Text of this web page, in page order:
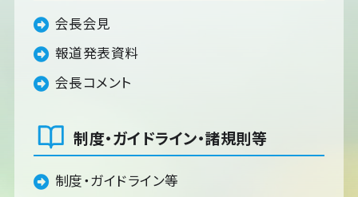
会長会見
報道発表資料
会長コメント
制度・ガイドライン・諸規則等
制度・ガイドライン等